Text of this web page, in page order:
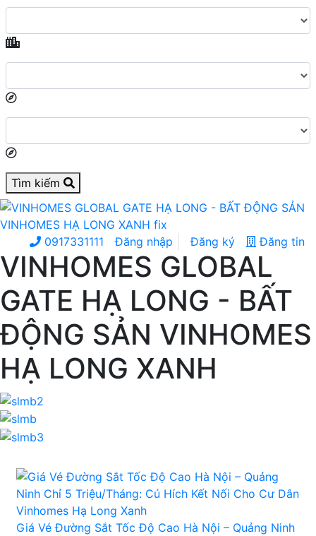
Tìm kiếm
0917331111 Đăng nhập Đăng ký Đăng tin
VINHOMES GLOBAL
GATE HẠ LONG - BẤT
ĐỘNG SẢN VINHOMES
HẠ LONG XANH
Giá Vé Đường Sắt Tốc Độ Cao Hà Nội – Quảng Ninh